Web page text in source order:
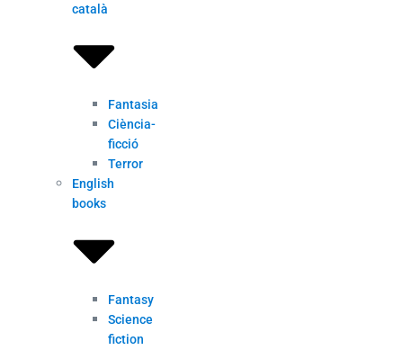
català
Fantasia
Ciència-
ficció
Terror
English
books
Fantasy
Science
fiction